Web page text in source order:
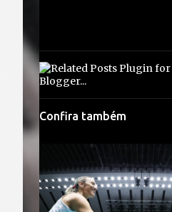
Confira também